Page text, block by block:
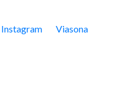
Instagram
Viasona